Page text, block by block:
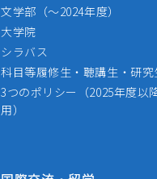
文学部（～2024年度）
大学院
シラバス
科目等履修生・聴講生・研究
3つのポリシー（2025年度以
用）